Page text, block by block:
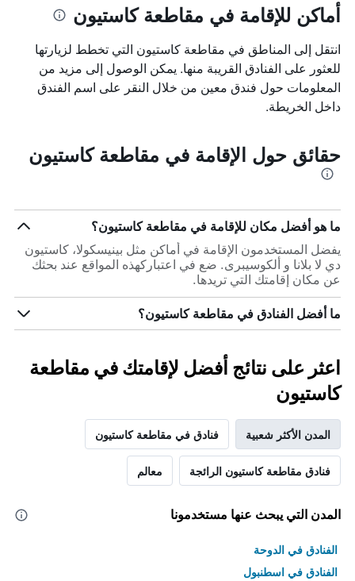
أماكن للإقامة في مقاطعة كاستيون
انتقل إلى المناطق في مقاطعة كاستيون التي تخطط لزيارتها
للعثور على الفنادق القريبة منها. يمكن الوصول إلى مزيد من
المعلومات حول فندق معين من خلال النقر على اسم الفندق
داخل الخريطة.
حقائق حول الإقامة في مقاطعة كاستيون
ما هو أفضل مكان للإقامة في مقاطعة كاستيون؟
يفضل المستخدمون الإقامة في أماكن مثل بينيسكولا، كاستيون
دي لا بلانا و ألكوسيبرى. ضع في اعتباركهذه المواقع عند بحثك
عن مكان إقامتك التي تريدها.
ما أفضل الفنادق في مقاطعة كاستيون؟
اعثر على نتائج أفضل لإقامتك في مقاطعة
كاستيون
المدن الأكثر شعبية فنادق في مقاطعة كاستيون
فنادق مقاطعة كاستيون الرائجة معالم
المدن التي يبحث عنها مستخدمونا
الفنادق في الدوحة
الفنادق في اسطنبول